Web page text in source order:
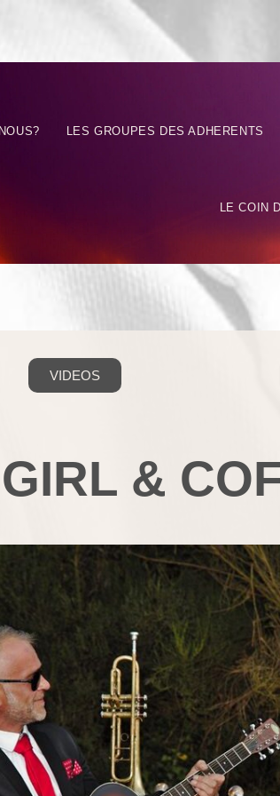
LES GROUPES DES ADHERENTS
LE COIN
VIDEOS
&